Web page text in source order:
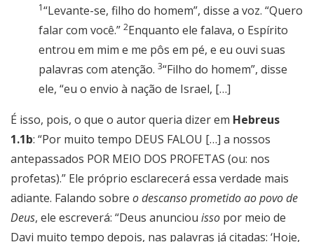
1“Levante-se, filho do homem”, disse a voz. “Quero
falar com você.” 2Enquanto ele falava, o Espírito
entrou em mim e me pôs em pé, e eu ouvi suas
palavras com atenção. 3“Filho do homem”, disse
ele, “eu o envio à nação de Israel, […]
É isso, pois, o que o autor queria dizer em Hebreus
1.1b: “Por muito tempo DEUS FALOU […] a nossos
antepassados POR MEIO DOS PROFETAS (ou: nos
profetas).” Ele próprio esclarecerá essa verdade mais
adiante. Falando sobre o descanso prometido ao povo de
Deus, ele escreverá: “Deus anunciou isso por meio de
Davi muito tempo depois, nas palavras já citadas: ‘Hoje,